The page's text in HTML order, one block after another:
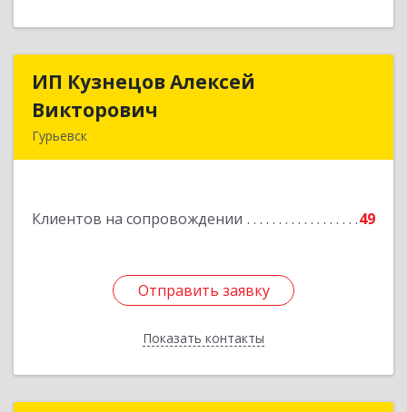
ИП Кузнецов Алексей
Викторович
Гурьевск
Клиентов на сопровождении 49
Отправить заявку
Показать контакты
ИП Кузнецов Алексей
Подробнее
Отправить заявку
Назад